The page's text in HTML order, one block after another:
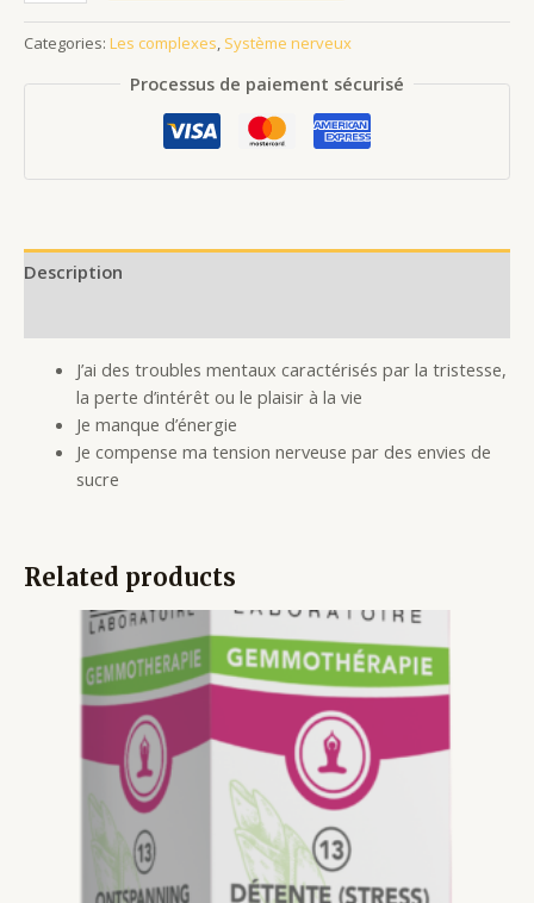
Categories: Les complexes, Système nerveux
Processus de paiement sécurisé
Description
J’ai des troubles mentaux caractérisés par la tristesse,
la perte d’intérêt ou le plaisir à la vie
Je manque d’énergie
Je compense ma tension nerveuse par des envies de
sucre
Related products